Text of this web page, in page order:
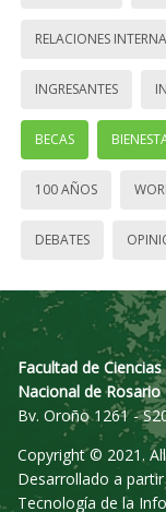
RELACIONES
INGRESANTES
BECAS
100 AÑOS
DEBATES
Facultad de
Nacional de Rosario
Bv. Oroño 1261 -
Copyright © 2021.
Desarrollado a
Tecnología de la